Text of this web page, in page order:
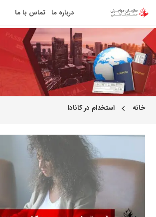
درباره ما تماس با ما
خانه chevron_left استخدام در کانادا